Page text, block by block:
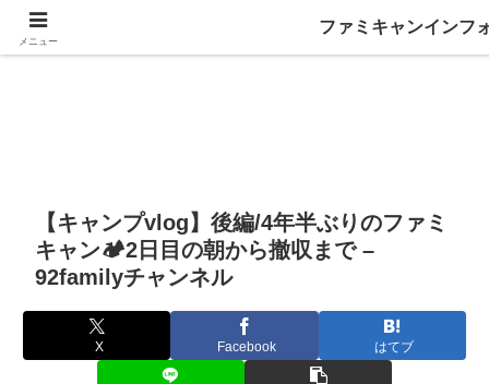
【キャンプvlog】後編/4年半ぶりのファミ
キャン🏕️2日目の朝から撤収まで –
92familyチャンネル
X Facebook はてブ
メニュー
ファミキャンインフ